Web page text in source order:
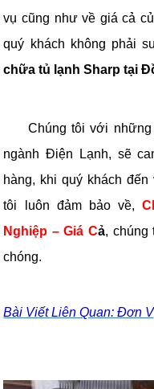
vụ cũng như về giá cả
quý khách không phải
chữa tủ lạnh Sharp tại
Chúng tôi với
ngành Điện Lạnh, sẽ
hàng, khi quý khách
tôi luôn đảm bảo về,
Nghiệp – Giá Cả, chúng
chóng.
Bài Viết Liên Quan: Đơn